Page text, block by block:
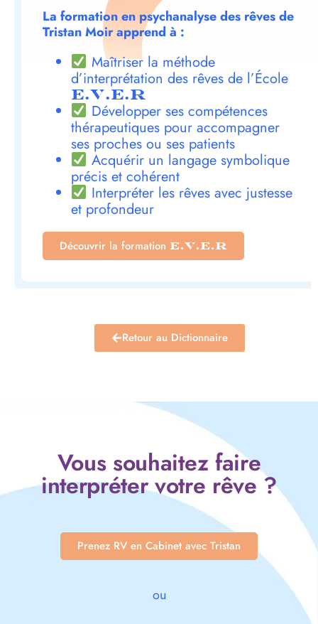
La formation en psychanalyse des rêves de
Tristan Moir apprend à :
Maîtriser la méthode
d’interprétation des rêves de l’École
E.V.E.R
Développer ses compétences
thérapeutiques pour accompagner
ses proches ou ses patients
Acquérir un langage symbolique
précis et cohérent
Interpréter les rêves avec justesse
et profondeur
Découvrir la formation E.V.E.R
Retour au Dictionnaire
Vous souhaitez faire
interpréter votre rêve ?
Prenez RV en Cabinet avec Tristan
ou